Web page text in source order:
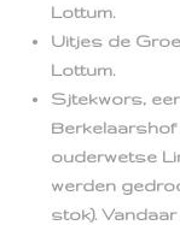
Lottum.
Uitjes de
Lottum.
Sjtekwors,
Berkelaarshof
ouderwetse
werden
stok).